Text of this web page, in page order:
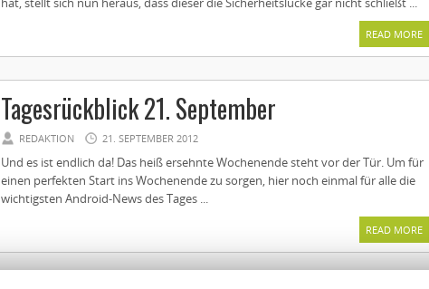
READ MORE
Tagesrückblick 21. September
REDAKTION 21. SEPTEMBER 2012
Und es ist endlich da! Das heiß ersehnte Wochenende steht vor der Tür. Um für
einen perfekten Start ins Wochenende zu sorgen, hier noch einmal für alle die
wichtigsten Android-News des Tages ...
READ MORE